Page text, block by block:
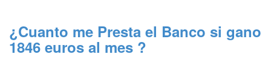
¿Cuanto me Presta el Banco si gano
1846 euros al mes ?